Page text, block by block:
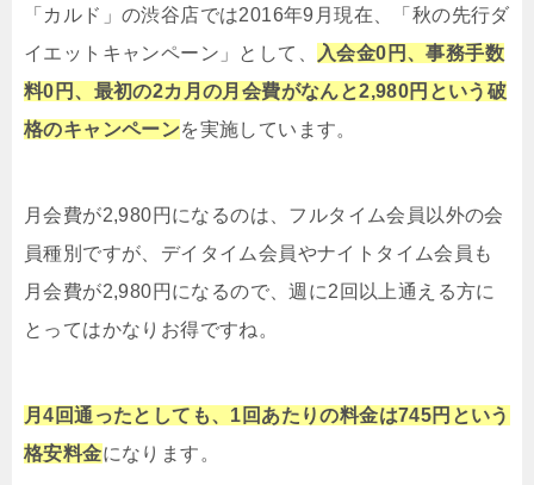
「カルド」の渋谷店では2016年9月現在、「秋の先行ダ
イエットキャンペーン」として、
入会金0円、事務手数
料0円、最初の2カ月の月会費がなんと2,980円という破
格のキャンペーンを実施しています。
月会費が2,980円になるのは、フルタイム会員以外の会
員種別ですが、デイタイム会員やナイトタイム会員も
月会費が2,980円になるので、週に2回以上通える方に
とってはかなりお得ですね。
月4回通ったとしても、1回あたりの料金は745円という
格安料金になります。